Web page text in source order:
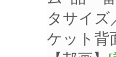
タサイズ
ケット背